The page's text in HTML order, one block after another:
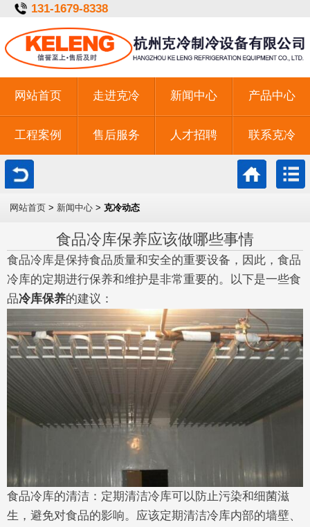
131-1679-8338
网站首页 走进克冷 新闻中心 产品中心
工程案例 售后服务 人才招聘 联系克冷
一键拨号
网站首页 > 新闻中心 > 克冷动态
食品冷库保养应该做哪些事情
食品冷库是保持食品质量和安全的重要设备，因此，食品
冷库的定期进行保养和维护是非常重要的。以下是一些食
品冷库保养的建议：
食品冷库的清洁：定期清洁冷库可以防止污染和细菌滋
生，避免对食品的影响。应该定期清洁冷库内部的墙壁、